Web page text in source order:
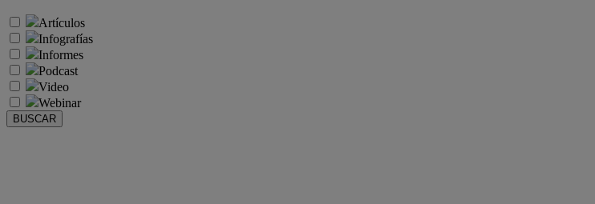
Artículos
Infografías
Informes
Podcast
Video
Webinar
BUSCAR